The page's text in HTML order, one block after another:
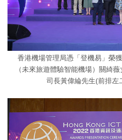
香港機場管理局憑「登機易」榮
（未來旅遊體驗智能機場）關綺
司長黃偉綸先生(前排左